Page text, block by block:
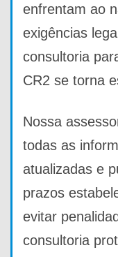
enfrentam ao
exigências
consultoria
CR2 se torna
Nossa
todas as
atualizadas e
prazos
evitar
consultoria